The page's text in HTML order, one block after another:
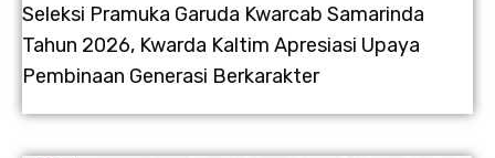
Seleksi Pramuka Garuda Kwarcab Samarinda
Tahun 2026, Kwarda Kaltim Apresiasi Upaya
Pembinaan Generasi Berkarakter